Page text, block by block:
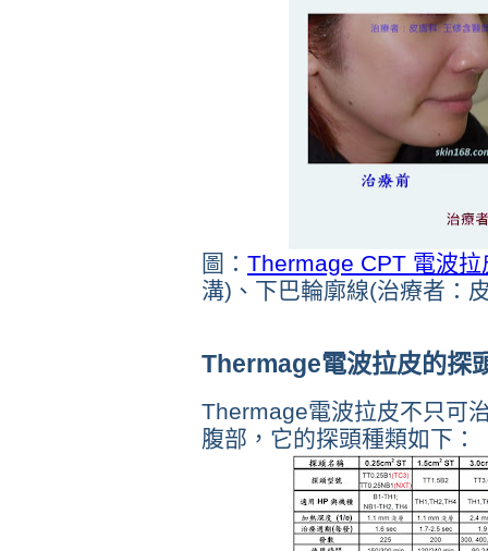
圖： Thermage CPT 電波拉
溝)、下巴輪廓線(治療者：
Thermage電波拉皮的探
Thermage電波拉皮不只可
腹部，它的探頭種類如下：